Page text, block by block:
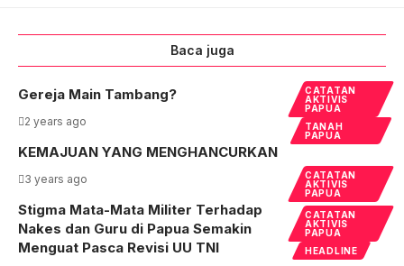
Baca juga
CATATAN
AKTIVIS
PAPUA
TANAH
PAPUA
Gereja Main Tambang?
2 years ago
CATATAN
AKTIVIS
PAPUA
KEMAJUAN YANG MENGHANCURKAN
3 years ago
CATATAN
AKTIVIS
PAPUA
HEADLINE
Stigma Mata-Mata Militer Terhadap
Nakes dan Guru di Papua Semakin
Menguat Pasca Revisi UU TNI